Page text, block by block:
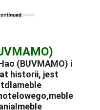
(BUVMAMO) i
historii, jest
dlameble
,meble
Imeble